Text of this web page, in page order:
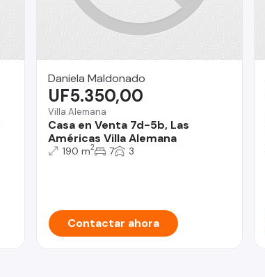
Daniela Maldonado
Villa Alemana
Casa en Venta 7d-5b, Las
Américas Villa Alemana
UF5.350,00
190 m2 7 3
Contactar ahora